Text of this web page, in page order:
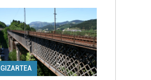
GIZARTEA